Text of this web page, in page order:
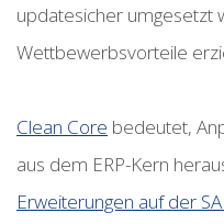
updatesicher umgesetzt
Wettbewerbsvorteile
Clean Core bedeutet,
aus dem ERP-Kern
Erweiterungen auf der